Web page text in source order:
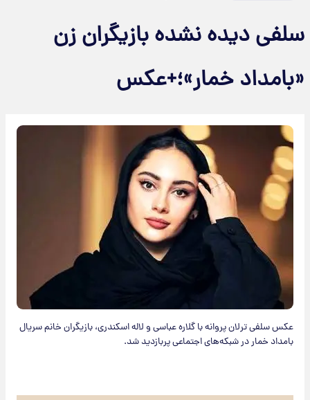
سلفی دیده نشده بازیگران زن
«بامداد خمار»؛+عکس
عکس سلفی ترلان پروانه با گلاره عباسی و لاله اسکندری، بازیگران خانم سریال
بامداد خمار در شبکه‌های اجتماعی پربازدید شد.